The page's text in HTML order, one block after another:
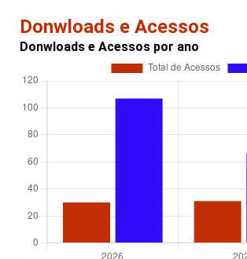
Donwloads e Acessos
Donwloads e Acessos por ano